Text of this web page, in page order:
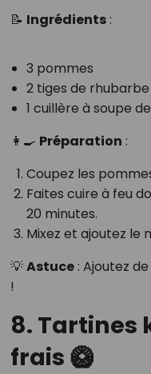
📝 Ingrédients:
3 pommes
2 tiges de rhubarbe
1 cuillère à soupe
👩‍🍳 Préparation :
Coupez les
Faites cuire à feu
20 minutes.
Mixez et ajoutez le
💡Astuce: Ajoutez
!
8.
frais 🥝